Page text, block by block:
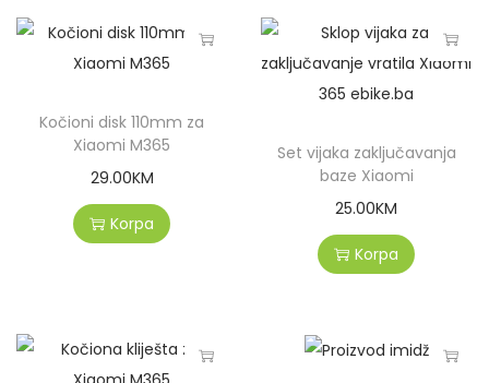
Kočioni disk 110mm za
Xiaomi M365
29.00KM
Korpa
Set vijaka zaključavanja
baze Xiaomi
25.00KM
Korpa